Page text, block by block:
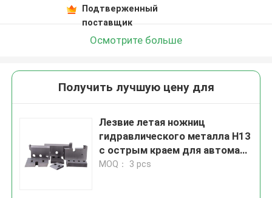
Подтверженный
поставщик
Осмотрите больше
Получить лучшую цену для
Лезвие летая ножниц
гидравлического металла H13
с острым краем для автомата
для резки
MOQ： 3 pcs